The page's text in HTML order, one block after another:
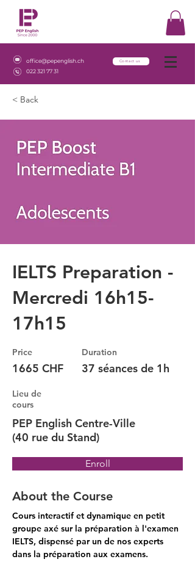
office@pepenglish.ch
022 321 77 31
Contact us
< Back
IELTS Preparation -
Mercredi 16h15-
17h15
Price
1665 CHF
Duration
37 séances de 1h
Lieu de
cours
PEP English Centre-Ville
(40 rue du Stand)
Enroll
About the Course
Cours interactif et dynamique en petit
groupe axé sur la préparation à l'examen
IELTS, dispensé par un de nos experts
dans la préparation aux examens.